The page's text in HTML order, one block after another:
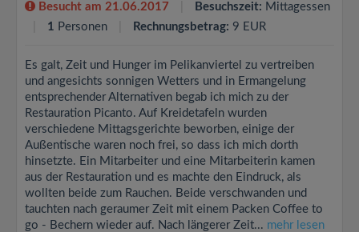
Besucht am 21.06.2017 Besuchszeit: Mittagessen
1 Personen Rechnungsbetrag: 9 EUR
Es galt, Zeit und Hunger im Pelikanviertel zu vertreiben
und angesichts sonnigen Wetters und in Ermangelung
entsprechender Alternativen begab ich mich zu der
Restauration Picanto. Auf Kreidetafeln wurden
verschiedene Mittagsgerichte beworben, einige der
Außentische waren noch frei, so dass ich mich dorth
hinsetzte. Ein Mitarbeiter und eine Mitarbeiterin kamen
aus der Restauration und es machte den Eindruck, als
wollten beide zum Rauchen. Beide verschwanden und
tauchten nach geraumer Zeit mit einem Packen Coffee to
go - Bechern wieder auf. Nach längerer Zeit... mehr lesen